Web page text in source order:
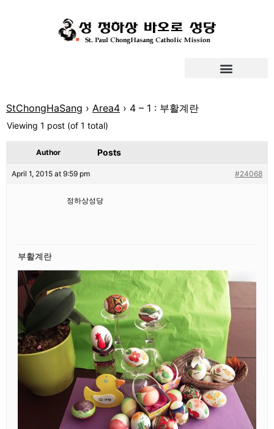
StChongHaSang › Area4 › 4 – 1 : 부활계란
Viewing 1 post (of 1 total)
Author Posts
April 1, 2015 at 9:59 pm #24068
정하상성당
부활계란